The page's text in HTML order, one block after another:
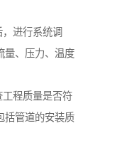
进行系统调
量、压力、温度
程质量是否符
括管道的安装质